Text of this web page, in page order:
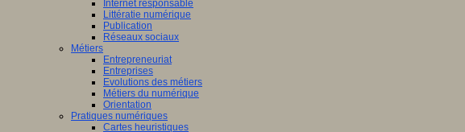
Internet responsable
Littératie numérique
Publication
Réseaux sociaux
Métiers
Entrepreneuriat
Entreprises
Evolutions des métiers
Métiers du numérique
Orientation
Pratiques numériques
Cartes heuristiques